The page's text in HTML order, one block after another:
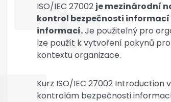
ISO/IEC 27002 je mezinárodní
kontrol bezpečnosti
informací.Je použitelný pro
lze použít k vytvoření pokynů
kontextu organizace.
Kurz ISO/IEC 27002
kontrolám bezpečnosti